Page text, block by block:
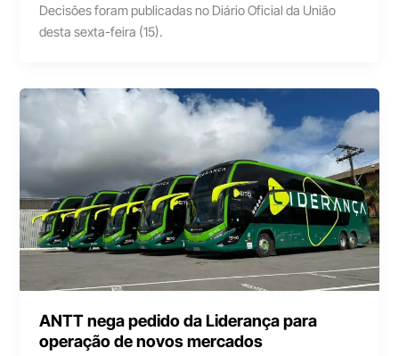
Decisões foram publicadas no Diário Oficial da União
desta sexta-feira (15).
ANTT nega pedido da Liderança para
operação de novos mercados